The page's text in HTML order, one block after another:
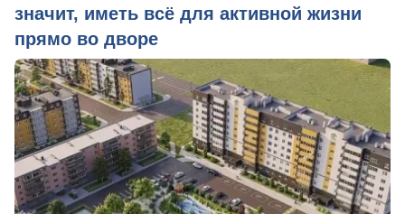
значит, иметь всё для активной жизни
прямо во дворе